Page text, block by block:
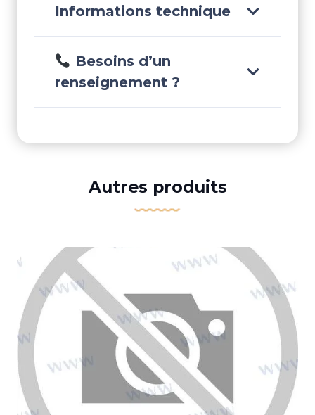
Informations technique
Besoins d’un
renseignement ?
Autres produits